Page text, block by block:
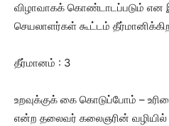
விழாவாகக் கொண்டாடப்படும் என
செயலாளர்கள் கூட்டம்
தீர்மானம் : 3
உறவுக்குக் கை கொடுப்போம் –
என்ற தலைவர் கலைஞரின் வழியில்